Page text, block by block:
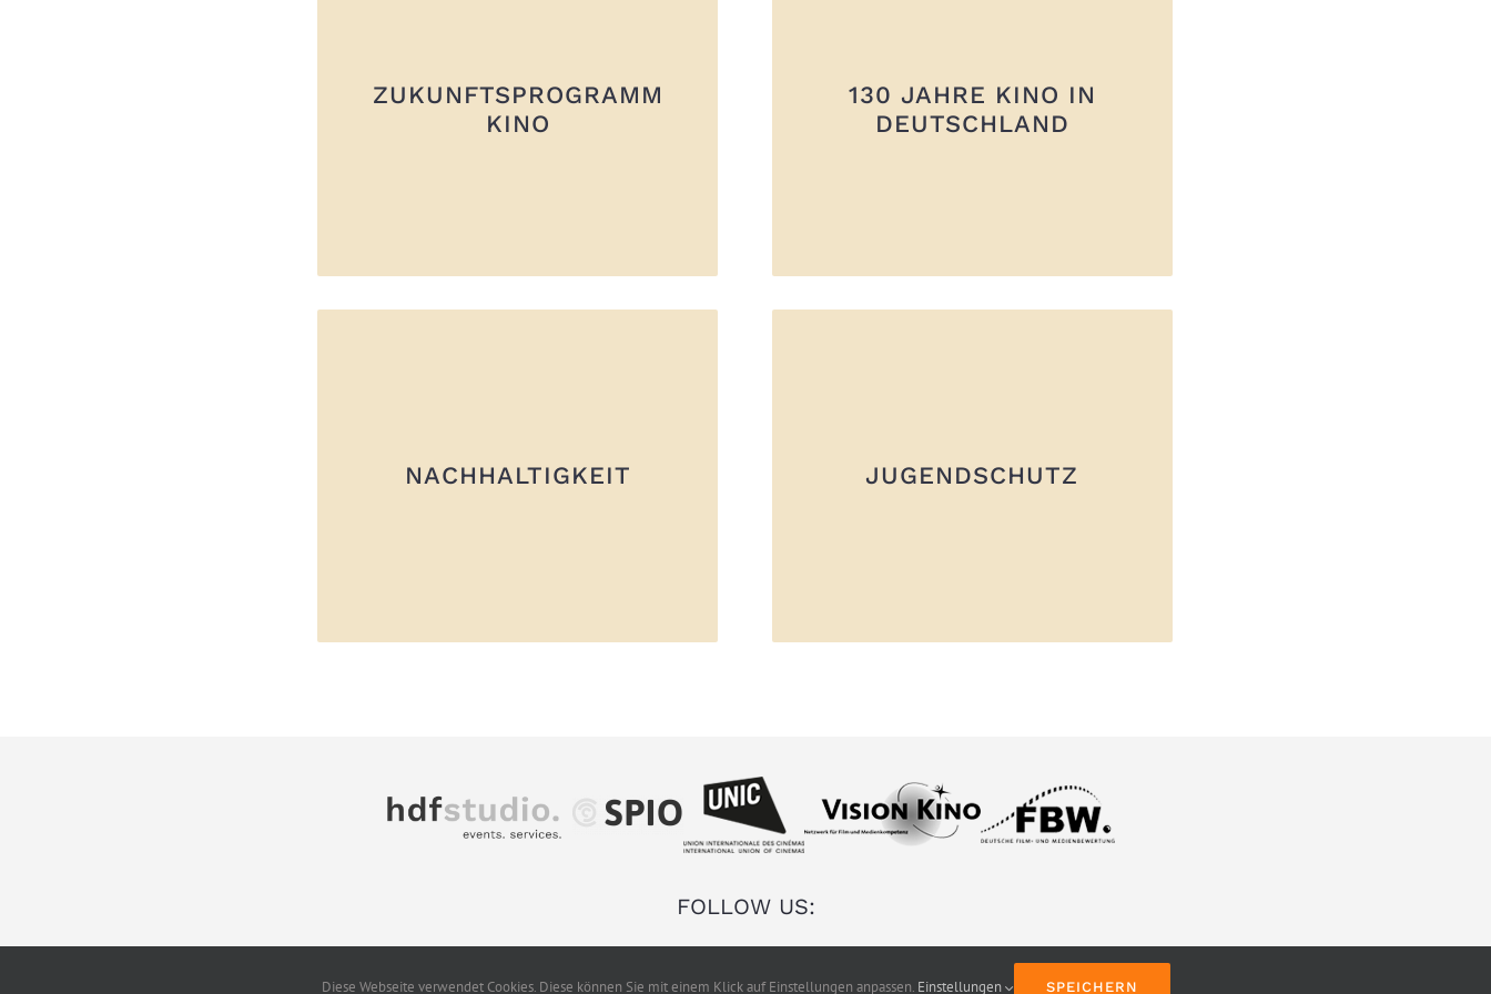
ZUKUNFTSPROGRAMM
KINO
130 JAHRE KINO IN
DEUTSCHLAND
NACHHALTIGKEIT JUGENDSCHUTZ
FOLLOW US:
Diese Webseite verwendet Cookies. Diese können Sie mit einem Klick auf Einstellungen anpassen. Einstellungen SPEICHERN